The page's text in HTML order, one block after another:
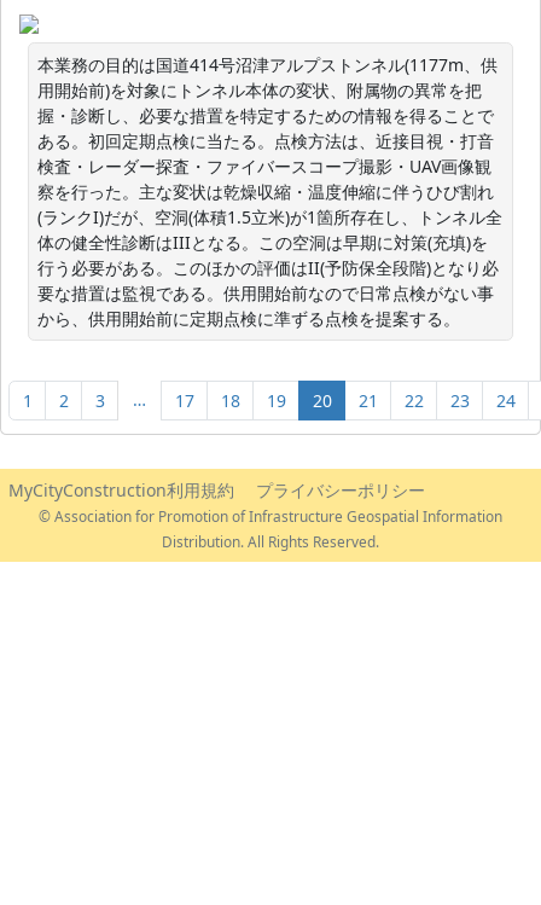
本業務の目的は国道414号沼津アルプストンネル(1177m、供
用開始前)を対象にトンネル本体の変状、附属物の異常を把
握・診断し、必要な措置を特定するための情報を得ることで
ある。初回定期点検に当たる。点検方法は、近接目視・打音
検査・レーダー探査・ファイバースコープ撮影・UAV画像観
察を行った。主な変状は乾燥収縮・温度伸縮に伴うひび割れ
(ランクI)だが、空洞(体積1.5立米)が1箇所存在し、トンネル全
体の健全性診断はIIIとなる。この空洞は早期に対策(充填)を
行う必要がある。このほかの評価はII(予防保全段階)となり必
要な措置は監視である。供用開始前なので日常点検がない事
から、供用開始前に定期点検に準ずる点検を提案する。
1 2 3 … 17 18 19 20 21 22 23 24
MyCityConstruction利用規約 プライバシーポリシー
© Association for Promotion of Infrastructure Geospatial Information
Distribution. All Rights Reserved.